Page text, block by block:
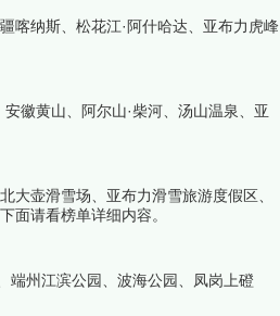
喀纳斯、松花江·阿什哈达、亚布力虎峰
徽黄山、阿尔山·柴河、汤山温泉、亚
壶滑雪场、亚布力滑雪旅游度假区、
面请看榜单详细内容。
端州江滨公园、波海公园、凤岗上磴